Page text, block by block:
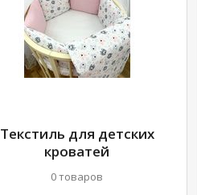
Текстиль для детских
кроватей
0 товаров